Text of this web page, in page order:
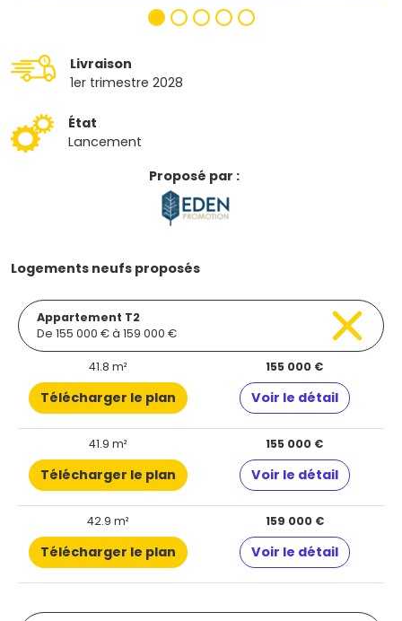
Livraison
1er trimestre 2028
État
Lancement
Proposé par :
Logements neufs proposés
Appartement T2
De 155 000 € à 159 000 €
41.8 m² 155 000 €
Télécharger le plan Voir le détail
41.9 m² 155 000 €
Télécharger le plan Voir le détail
42.9 m² 159 000 €
Télécharger le plan Voir le détail